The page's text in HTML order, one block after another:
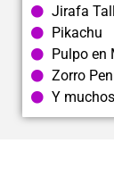
Jirafa
Pikachu
Pulpo en
Zorro
Y